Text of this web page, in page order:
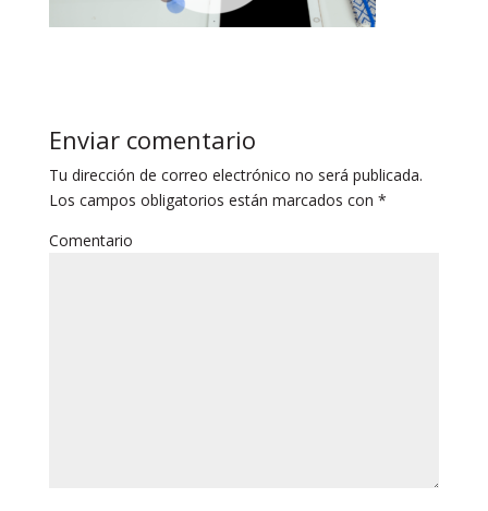
Enviar comentario
Tu dirección de correo electrónico no será publicada.
Los campos obligatorios están marcados con *
Comentario